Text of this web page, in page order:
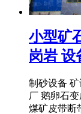
小型矿
岗岩 设
制砂设备
厂 鹅卵石
煤矿皮带断